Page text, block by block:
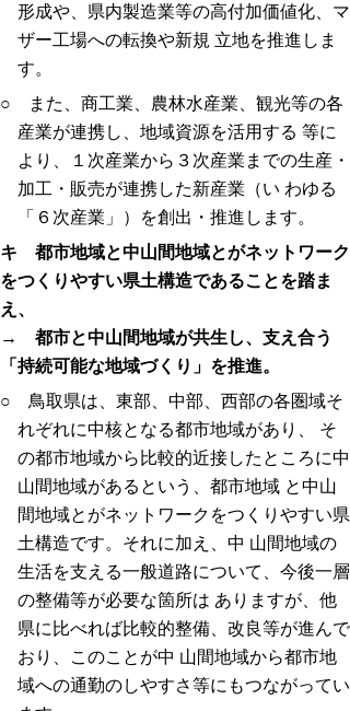
形成や、県内製造業等の高付加価値化、マ
ザー工場への転換や新規 立地を推進しま
す。
○ また、商工業、農林水産業、観光等の各
産業が連携し、地域資源を活用する 等に
より、１次産業から３次産業までの生産・
加工・販売が連携した新産業（い わゆる
「６次産業」）を創出・推進します。
キ 都市地域と中山間地域とがネットワーク
をつくりやすい県土構造であることを踏ま
え、
→ 都市と中山間地域が共生し、支え合う
「持続可能な地域づくり」を推進。
○ 鳥取県は、東部、中部、西部の各圏域そ
れぞれに中核となる都市地域があり、 そ
の都市地域から比較的近接したところに中
山間地域があるという、都市地域 と中山
間地域とがネットワークをつくりやすい県
土構造です。それに加え、中 山間地域の
生活を支える一般道路について、今後一層
の整備等が必要な箇所は ありますが、他
県に比べれば比較的整備、改良等が進んで
おり、このことが中 山間地域から都市地
域への通勤のしやすさ等にもつながってい